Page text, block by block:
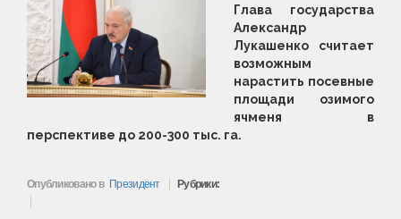
Глава государства
Александр
Лукашенко считает
возможным
нарастить посевные
площади озимого
ячменя в
перспективе до 200-300 тыс. га.
Опубликовано в Президент Рубрики: